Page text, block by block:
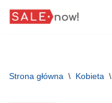
Strona główna \ Kobieta \